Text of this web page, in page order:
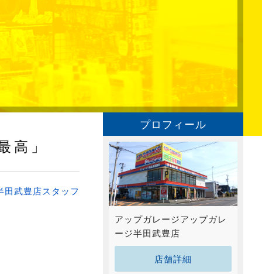
高」
田武豊店スタッフ
プロフィール
アップガレージアップガレ
ージ半田武豊店
店舗詳細